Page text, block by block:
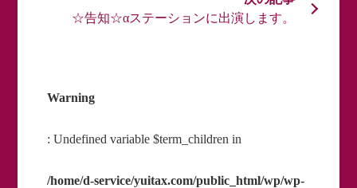
Warning
: Undefined variable $term_children in
/home/d-service/yuitax.com/public_html/wp/wp-
☆告知☆αステーションに出演します。